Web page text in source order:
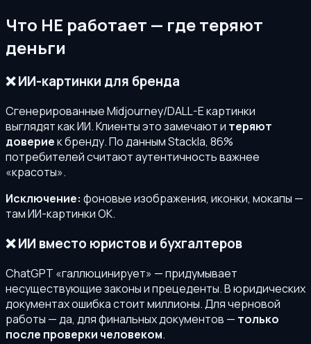
Что НЕ работает — где теряют
деньги
❌ ИИ-картинки для бренда
Сгенерированные Midjourney/DALL-E картинки
выглядят как ИИ. Клиенты это замечают и теряют
довериек бренду. По данным Stackla, 86%
потребителей считают аутентичность важнее
«красоты».
Исключение: фоновые изображения, иконки, мокапы —
там ИИ-картинки OK.
❌ ИИ вместо юристов и бухгалтеров
ChatGPT «галлюцинирует» — придумывает
несуществующие законы и прецеденты. В юридических
документах ошибка стоит миллионы. Для черновой
работы — да, для финальных документов — только
после проверки человеком.